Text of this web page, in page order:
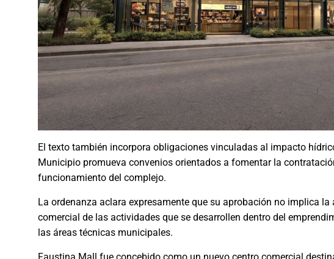
El texto también incorpora obligaciones vinculadas al impacto
Municipio promueva convenios orientados a fomentar la
funcionamiento del complejo.
La ordenanza aclara expresamente que su aprobación no implica
comercial de las actividades que se desarrollen dentro del
las áreas técnicas municipales.